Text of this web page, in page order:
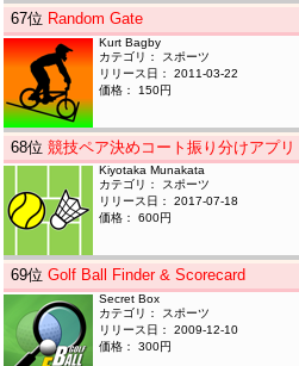
67位 Random Gate
Kurt Bagby
カテゴリ： スポーツ
リリース日： 2011-03-22
価格： 150円
68位競技ペア決めコート振り分けアプリ
Kiyotaka Munakata
カテゴリ： スポーツ
リリース日： 2017-07-18
価格： 600円
69位Golf Ball Finder & Scorecard
Secret Box
カテゴリ： スポーツ
リリース日： 2009-12-10
価格： 300円